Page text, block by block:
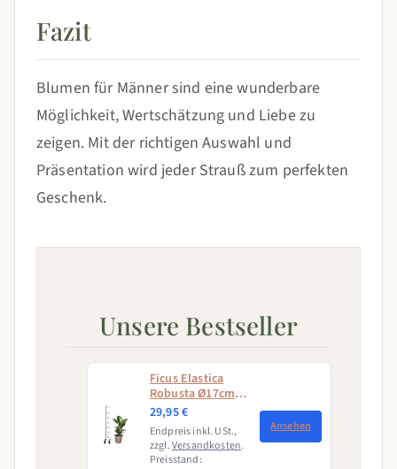
Fazit
Blumen für Männer sind eine wunderbare
Möglichkeit, Wertschätzung und Liebe zu
zeigen. Mit der richtigen Auswahl und
Präsentation wird jeder Strauß zum perfekten
Geschenk.
Unsere Bestseller
Ficus Elastica
Robusta Ø17cm -
↕50 - 60cm
29,95 €
Endpreis inkl. USt.,
zzgl.Versandkosten.
Preisstand:
Ansehen